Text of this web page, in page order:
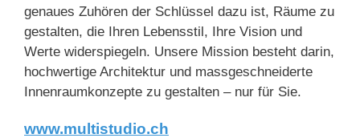
genaues Zuhören der Schlüssel dazu ist, Räume zu
gestalten, die Ihren Lebensstil, Ihre Vision und
Werte widerspiegeln. Unsere Mission besteht darin,
hochwertige Architektur und massgeschneiderte
Innenraumkonzepte zu gestalten – nur für Sie.
www.multistudio.ch